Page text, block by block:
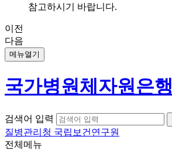
참고하시기 바랍니다.
이전
다음
메뉴열기
국가병원체자원은행
검색어 입력
질병관리청 국립보건연구원
전체메뉴